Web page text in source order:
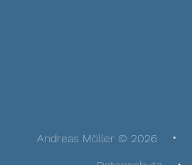
Andreas Möller © 2026